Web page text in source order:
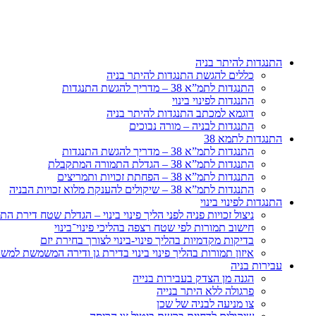
התנגדות להיתר בניה
כללים להגשת התנגדות להיתר בניה
התנגדות לתמ”א 38 – מדריך להגשת התנגדות
התנגדות לפינוי בינוי
דוגמא למכתב התנגדות להיתר בניה
התנגדות לבניה – מורה נבוכים
התנגדות לתמא 38
התנגדות לתמ”א 38 – מדריך להגשת התנגדות
התנגדות לתמ”א 38 – הגדלת התמורה המתקבלת
התנגדות לתמ”א 38 – הפחתת זכויות ותמריצים
התנגדות לתמ”א 38 – שיקולים להענקת מלוא זכויות הבניה
התנגדות לפינוי בינוי
ניצול זכויות פניה לפני הליך פינוי בינוי – הגדלת שטח
חישוב תמורות לפי שטח רצפה בהליכי פינוי־בינוי
בדיקות מקדמיות בהליך פינוי-בינוי לצורך בחירת יזם
איזון תמורות בהליך פינוי בינוי בדירת גן ודירה המשמשת
עבירות בניה
הגנה מן הצדק בעבירות בנייה
פרגולה ללא היתר בנייה
צו מניעה לבניה של שכן